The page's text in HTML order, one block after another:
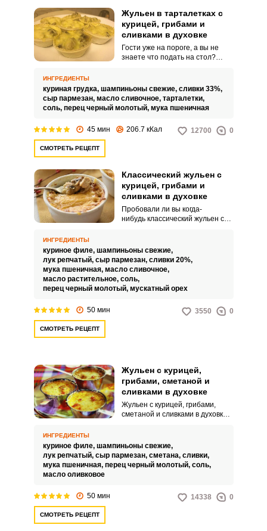
Жульен в тарталетках с
курицей, грибами и
сливками в духовке
Гости уже на пороге, а вы не
знаете что подать на стол?
курицей, грибами и сливками в
духовке. Вкусный, сочный и
нежный, запеченный
станет отличным вариантом
горячей закуски.
ИНГРЕДИЕНТЫ
куриная грудка, шампиньоны свежие, сливки 33%,
сыр пармезан, масло сливочное, тарталетки,
соль, перец черный молотый, мука пшеничная
45 мин 206.7 кКал 12700 0
СМОТРЕТЬ РЕЦЕПТ
Классический жульен с
курицей, грибами и
сливками в духовке
Пробовали ли вы когда-
нибудь классический жульен с
французской кухни, которое
получило свое название
благодаря способу нарезки
продуктов – соломкой.
Классический жульен состоит из
обжаренных грибов, которые
ИНГРЕДИЕНТЫ
куриное филе, шампиньоны свежие,
лук репчатый, сыр пармезан, сливки 20%,
мука пшеничная, масло сливочное,
масло растительное, соль,
перец черный молотый, мускатный орех
50 мин 3550 0
СМОТРЕТЬ РЕЦЕПТ
Жульен с курицей,
грибами, сметаной и
сливками в духовке
Жульен с курицей, грибами,
сметаной и сливками в духовке –
варианта горячего блюда на
праздничный стол, который
готовиться буквально за час, а
жульене идеально сочетаются
отварная курица, обжаренные
ИНГРЕДИЕНТЫ
куриное филе, шампиньоны свежие,
лук репчатый, сыр пармезан, сметана, сливки,
мука пшеничная, перец черный молотый, соль,
масло оливковое
50 мин 14338 0
СМОТРЕТЬ РЕЦЕПТ
ВХОД НА САЙТ РЕГИСТРАЦИЯ
с помощью социальных сетей: